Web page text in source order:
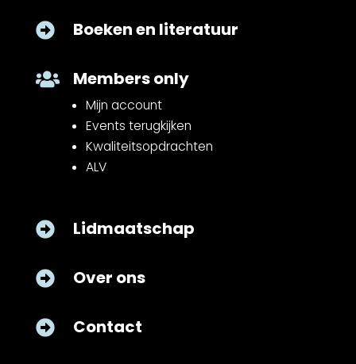
 Boeken en literatuur
 Members only
Mijn account
Events terugkijken
Kwaliteitsopdrachten
ALV
 Lidmaatschap
 Over ons
 Contact